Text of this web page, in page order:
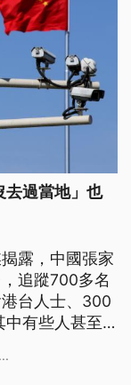
去過當地」也
露，中國張家
追蹤700多名
台人士、300
中有些人甚至
名等資料，且
...